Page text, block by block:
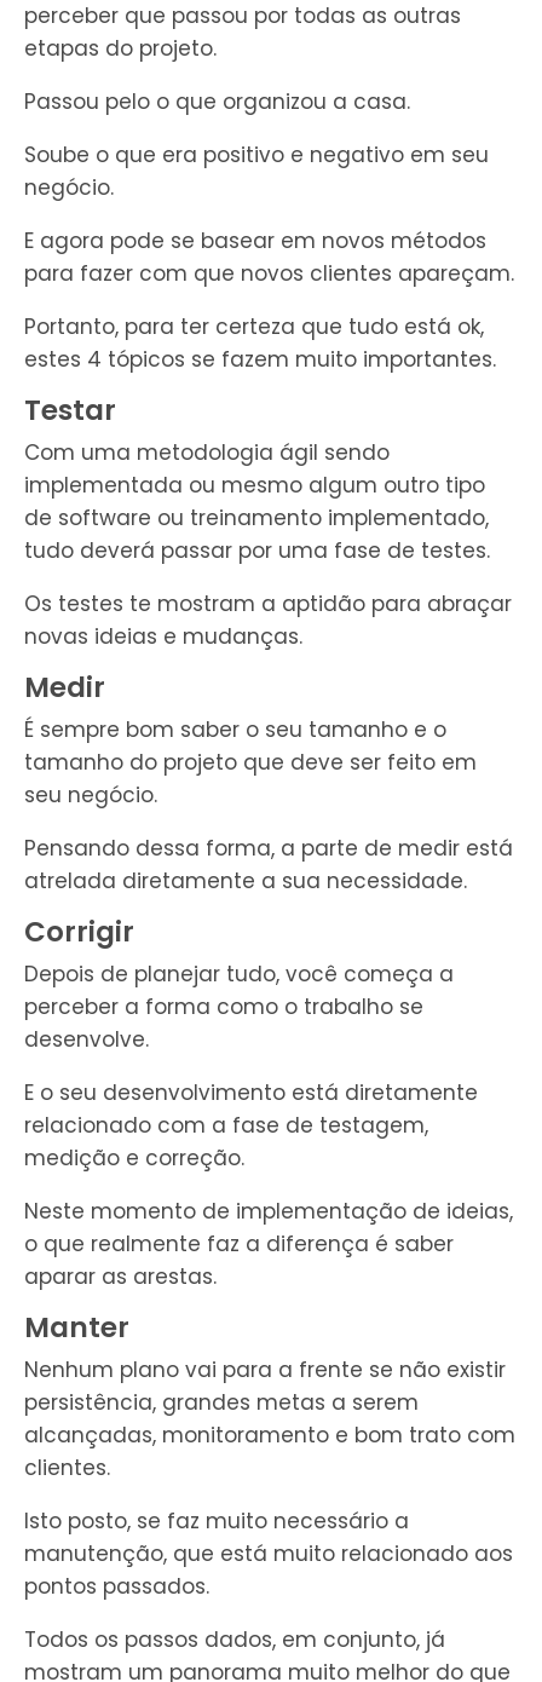
perceber que passou por todas as outras
etapas do projeto.
Passou pelo o que organizou a casa.
Soube o que era positivo e negativo em seu
negócio.
E agora pode se basear em novos métodos
para fazer com que novos clientes apareçam.
Portanto, para ter certeza que tudo está ok,
estes 4 tópicos se fazem muito importantes.
Testar
Com uma metodologia ágil sendo
implementada ou mesmo algum outro tipo
de software ou treinamento implementado,
tudo deverá passar por uma fase de testes.
Os testes te mostram a aptidão para abraçar
novas ideias e mudanças.
Medir
É sempre bom saber o seu tamanho e o
tamanho do projeto que deve ser feito em
seu negócio.
Pensando dessa forma, a parte de medir está
atrelada diretamente a sua necessidade.
Corrigir
Depois de planejar tudo, você começa a
perceber a forma como o trabalho se
desenvolve.
E o seu desenvolvimento está diretamente
relacionado com a fase de testagem,
medição e correção.
Neste momento de implementação de ideias,
o que realmente faz a diferença é saber
aparar as arestas.
Manter
Nenhum plano vai para a frente se não existir
persistência, grandes metas a serem
alcançadas, monitoramento e bom trato com
clientes.
Isto posto, se faz muito necessário a
manutenção, que está muito relacionado aos
pontos passados.
Todos os passos dados, em conjunto, já
mostram um panorama muito melhor do que